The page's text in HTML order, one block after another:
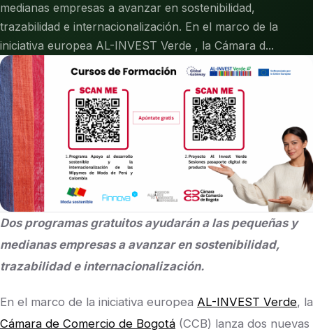
medianas empresas a avanzar en sostenibilidad,
trazabilidad e internacionalización. En el marco de la
iniciativa europea AL-INVEST Verde , la Cámara d...
Dos programas gratuitos ayudarán a las pequeñas y
medianas empresas a avanzar en sostenibilidad,
trazabilidad e internacionalización.
En el marco de la iniciativa europea AL-INVEST Verde, la
Cámara de Comercio de Bogotá (CCB) lanza dos nuevas